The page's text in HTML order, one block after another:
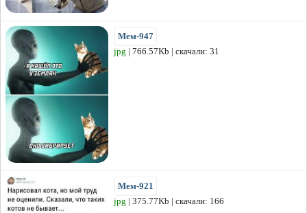
Мем-947
jpg | 766.57Kb | скачали: 31
Мем-921
jpg | 375.77Kb | скачали: 166